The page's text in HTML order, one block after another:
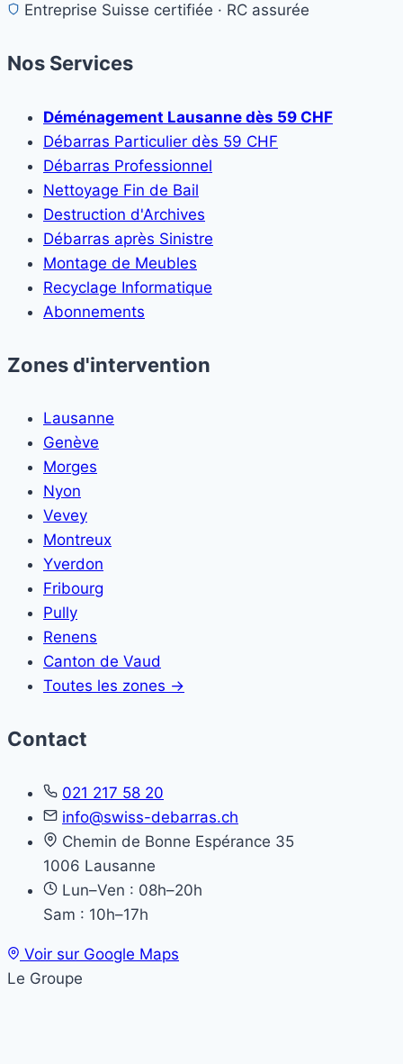
Entreprise Suisse certifiée · RC assurée
Nos Services
Déménagement Lausanne dès 59 CHF
Débarras Particulier dès 59 CHF
Débarras Professionnel
Nettoyage Fin de Bail
Destruction d'Archives
Débarras après Sinistre
Montage de Meubles
Recyclage Informatique
Abonnements
Zones d'intervention
Lausanne
Genève
Morges
Nyon
Vevey
Montreux
Yverdon
Fribourg
Pully
Renens
Canton de Vaud
Toutes les zones →
Contact
021 217 58 20
info@swiss-debarras.ch
Chemin de Bonne Espérance 35
1006 Lausanne
Lun–Ven : 08h–20h
Sam : 10h–17h
Voir sur Google Maps
Le Groupe